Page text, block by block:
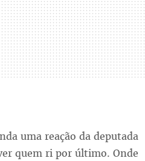
uma reação da deputada
quem ri por último. Onde